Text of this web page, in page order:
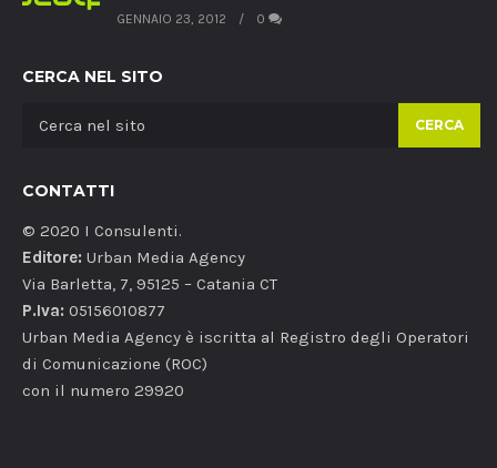
GENNAIO 23, 2012 0
CERCA NEL SITO
CERCA
CONTATTI
© 2020 I Consulenti.
Editore: Urban Media Agency
Via Barletta, 7, 95125 – Catania CT
P.Iva: 05156010877
Urban Media Agency è iscritta al Registro degli Operatori
di Comunicazione (ROC)
con il numero 29920